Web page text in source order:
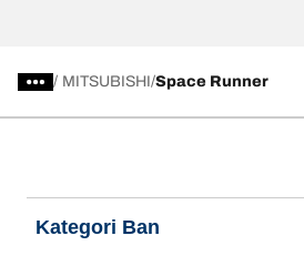
/ MITSUBISHI Space Runner
Kategori Ban